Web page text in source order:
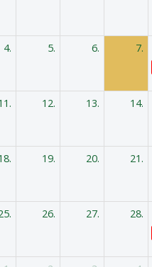
4. 5. 6. 7.
12. 13. 14.
19. 20. 21.
26. 27. 28.